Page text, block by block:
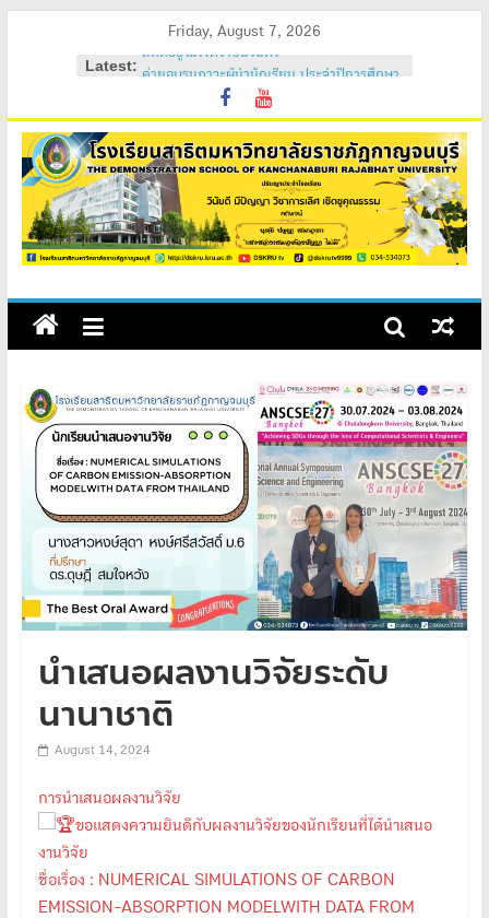
Friday, August 7, 2026
Latest:
สถิตอยู่ในใจตราบนิรันดร์
ค่ายอบรมภาวะผู้นำนักเรียน ประจำปีการศึกษา
วันสถาปนาโรงเรียนสาธิต 2569
ค่ายคุณธรรม จริยธรรม นักเรียนใหม่ 2569
ค่ายปรับพื้นฐานนักเรียนใหม่ 2569 (ม.1 และ
ม.4)
นำเสนอผลงานวิจัยระดับ
นานาชาติ
August 14, 2024
การนำเสนอผลงานวิจัย
ขอแสดงความยินดีกับผลงานวิจัยของนักเรียนที่ได้นำเสนอ
งานวิจัย
ชื่อเรื่อง : NUMERICAL SIMULATIONS OF CARBON
EMISSION-ABSORPTION MODELWITH DATA FROM